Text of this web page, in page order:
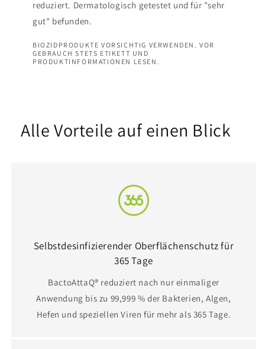
reduziert. Dermatologisch getestet und für "sehr
gut" befunden.
BIOZIDPRODUKTE VORSICHTIG VERWENDEN. VOR
GEBRAUCH STETS ETIKETT UND
PRODUKTINFORMATIONEN LESEN.
Alle Vorteile auf einen Blick
Selbstdesinfizierender Oberflächenschutz für
365 Tage
BactoAttaQ® reduziert nach nur einmaliger
Anwendung bis zu 99,999 % der Bakterien, Algen,
Hefen und speziellen Viren für mehr als 365 Tage.